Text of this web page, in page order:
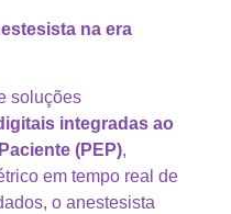
na era
soluções
integradas ao
(PEP),
em tempo real de
o anestesista